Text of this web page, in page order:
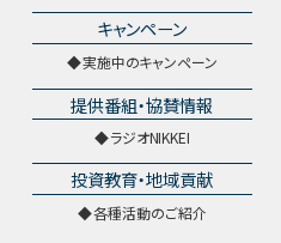
キャンペーン
実施中のキャンペーン
提供番組・協賛情報
ラジオNIKKEI
投資教育・地域貢献
各種活動のご紹介